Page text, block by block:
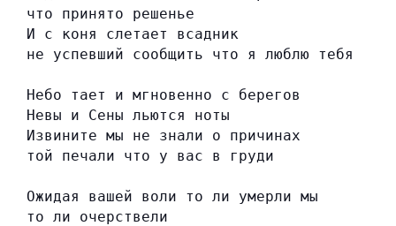
что принято решенье
И с коня слетает всадник
не успевший сообщить что я люблю тебя
Небо тает и мгновенно с берегов
Невы и Сены льются ноты
Извините мы не знали о причинах
той печали что у вас в груди
Ожидая вашей воли то ли умерли мы
то ли очерствели